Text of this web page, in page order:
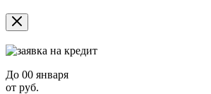
До 00 января
от руб.